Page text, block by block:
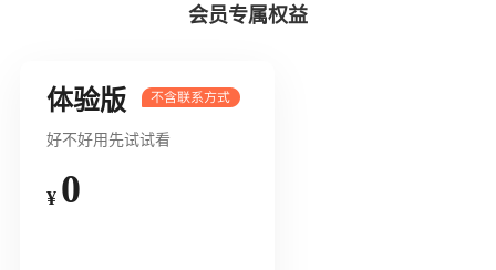
会员专属权益
体验版
好不好用先试试看
¥ 0